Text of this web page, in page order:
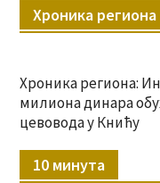
Хроника региона
Хроника региона:
милиона динара
цевовода у Книћу
10 минута